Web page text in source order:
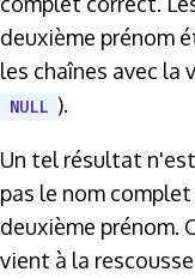
deuxième prénom
les chaînes avec la
NULL ).
Un tel résultat
pas le nom
deuxième prénom.
vient à la